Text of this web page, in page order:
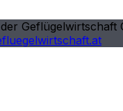
Geflügelwirtschaft